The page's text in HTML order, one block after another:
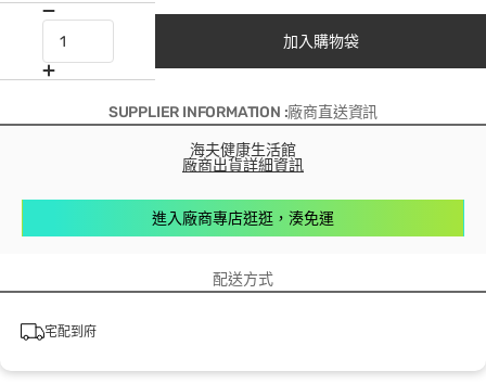
加入購物袋
SUPPLIER INFORMATION :廠商直送資訊
海夫健康生活館
廠商出貨詳細資訊
進入廠商專店逛逛，湊免運
配送方式
宅配到府